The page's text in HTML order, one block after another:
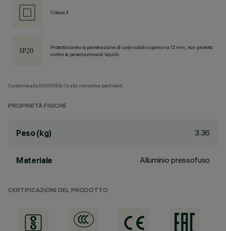
Classe II
Protetto contro la penetrazione di corpi solidi superiori a 12 mm, non protetto
contro la penetrazione di liquidi.
Conforme alla EN60598-1 e alle normative pertinenti.
PROPRIETÀ FISICHE
Peso (kg) 3.36
Materiale Alluminio pressofuso
CERTIFICAZIONI DEL PRODOTTO